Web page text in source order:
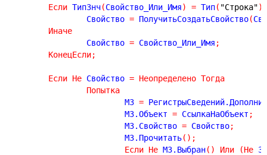
Если ТипЗнч(Свойство_Или_Имя) = Тип( "Строка")
		Свойство
= ПолучитьСоздатьСвойство(
Иначе
		Свойство
= Свойство_Или_Имя ;
КонецЕсли;
Если Не Свойство = Неопределено Тогда
Попытка
			МЗ
=
			МЗ.Объект
= СсылкаНаОбъект ;
			МЗ.Свойство
= Свойство;
			МЗ.Прочитать
( ) ;
Если Не МЗ.Выбран( ) Или (Не